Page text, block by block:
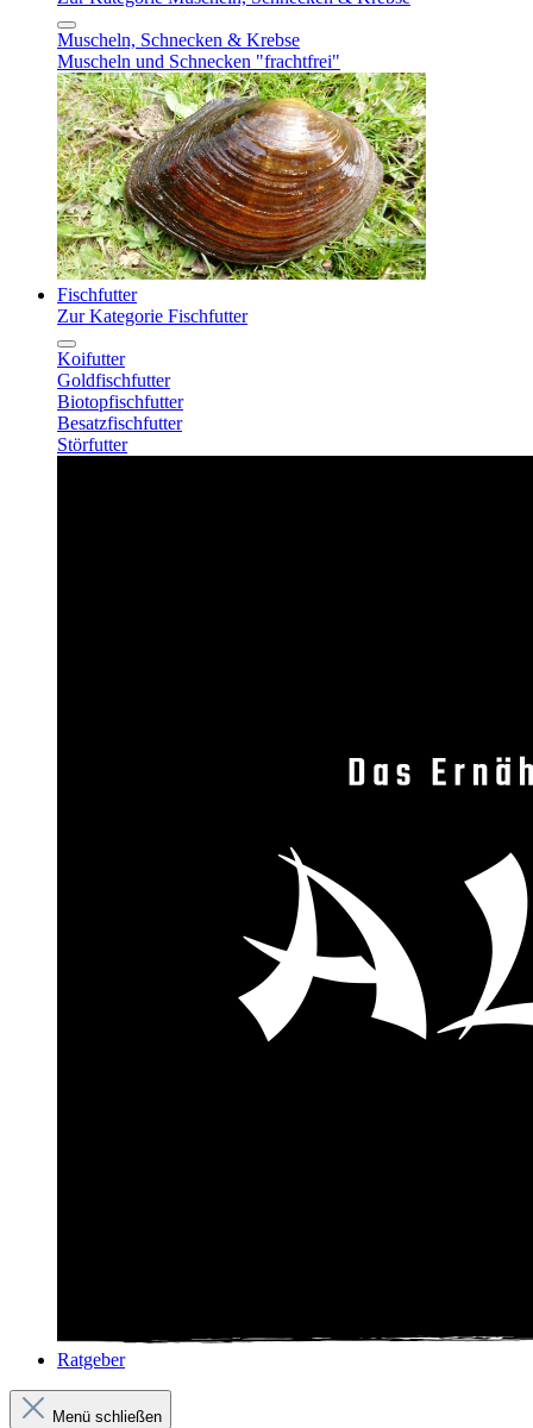
Muscheln, Schnecken & Krebse
Muscheln und Schnecken "frachtfrei"
Fischfutter
Zur Kategorie Fischfutter
Koifutter
Goldfischfutter
Biotopfischfutter
Besatzfischfutter
Störfutter
Ratgeber
Menü schließen